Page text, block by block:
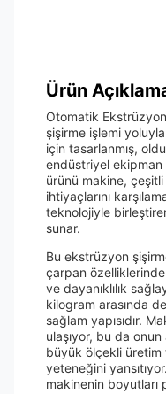
Ürün
Otomatik
şişirme işlemi
için tasarlanmış,
endüstriyel ekipman
ürünü makine,
ihtiyaçlarını
teknolojiyle
sunar.
Bu ekstrüzyon
çarpan
ve dayanıklılık
kilogram arasında
sağlam yapısıdır.
ulaşıyor, bu da onun
büyük ölçekli üretim
yeteneğini
makinenin